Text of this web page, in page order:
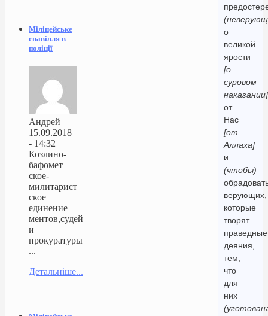
о
великой
ярости
[о
суровом
наказании]
от
Нас
[от
Аллаха]
и
(чтобы)
верующих,
которые
творят
праведные
деяния,
тем,
что
для
них
Міліцейське
свавілля в
поліції
Андрей
15.09.2018
- 14:32
Козлино-
бафомет
ское-
милитарист
ское
единение
ментов,судей
и
прокуратуры
...
Детальніше...